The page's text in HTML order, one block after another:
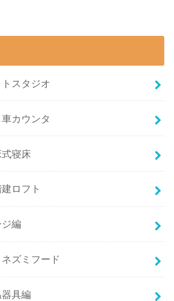
トスタジオ
カウンタ
式寝床
ロフト
ジ編
ネズミフード
器具編